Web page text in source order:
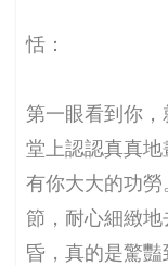
恬：
第一眼看到你
堂上認認真真
有你大大的功
節，耐心細緻
昏，真的是驚豔